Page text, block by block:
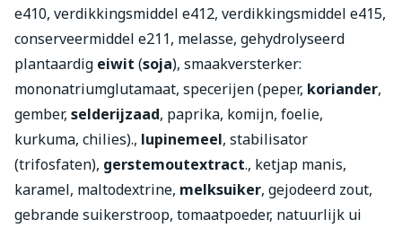
e410, verdikkingsmiddel e412, verdikkingsmiddel e415,
conserveermiddel e211, melasse, gehydrolyseerd
plantaardig eiwit (soja), smaakversterker:
mononatriumglutamaat, specerijen (peper, koriander,
gember, selderijzaad, paprika, komijn, foelie,
kurkuma, chilies)., lupinemeel, stabilisator
(trifosfaten), gerstemoutextract., ketjap manis,
karamel, maltodextrine, melksuiker, gejodeerd zout,
gebrande suikerstroop, tomaatpoeder, natuurlijk ui